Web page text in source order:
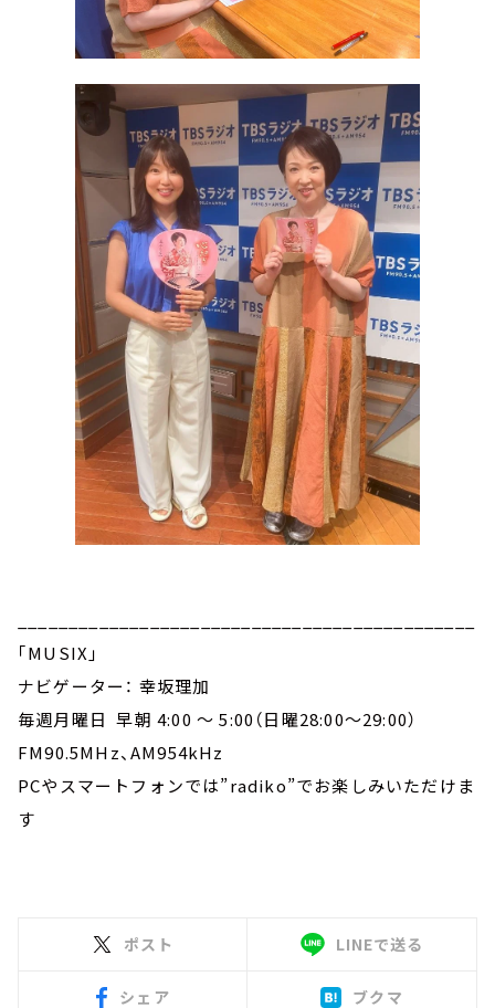
｢MUSIX｣
ナビゲーター： 幸坂理加
毎週月曜日 早朝 4:00 ～ 5:00（日曜28:00～29:00）
FM90.5MHz、AM954kHz
PCやスマートフォンでは”radiko”でお楽しみいただけま
す
ポスト LINEで送る
シェア ブクマ